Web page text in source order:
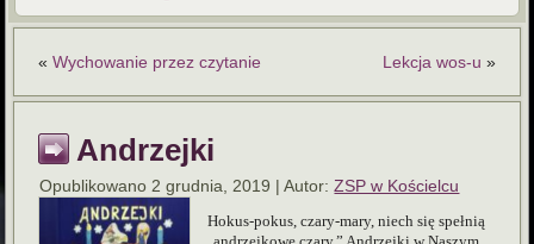
«Wychowanie przez czytanie Lekcja wos-u »
Andrzejki
Opublikowano 2 grudnia, 2019 |Autor: ZSP w Kościelcu
Hokus-pokus, czary-mary, niech się spełnią